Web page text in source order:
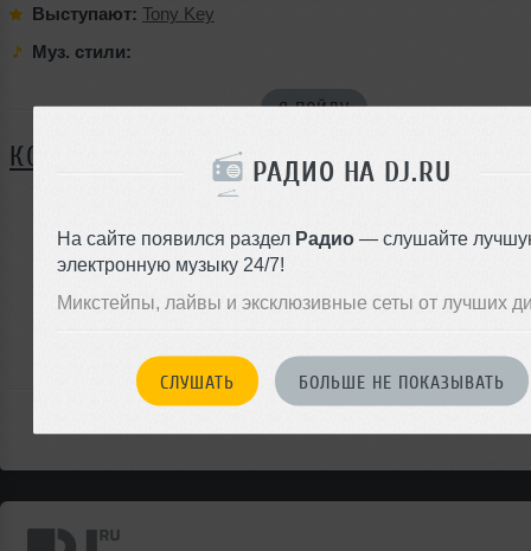
РАДИО НА DJ.RU
На сайте появился раздел Радио — слушайте
электронную музыку 24/7!
Микстейпы, лайвы и эксклюзивные сеты от лучших
СЛУШАТЬ БОЛЬШЕ НЕ ПОКАЗЫВАТЬ
Выступают: Tony Key
Муз. стили:
Я ПОЙДУ
КОММЕНТАРИИ
ЗАРЕГИСТРИРУЙТЕСЬ
Или